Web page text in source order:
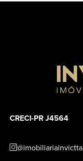
CRECI-PR J4564
@imobiliariainvictta